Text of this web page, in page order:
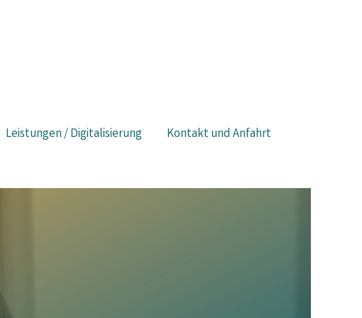
Leistungen / Digitalisierung Kontakt und Anfahrt